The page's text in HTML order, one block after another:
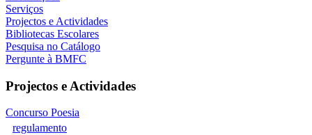
Serviços
Projectos e Actividades
Bibliotecas Escolares
Pesquisa no Catálogo
Pergunte à BMFC
Projectos e Actividades
Concurso Poesia
regulamento